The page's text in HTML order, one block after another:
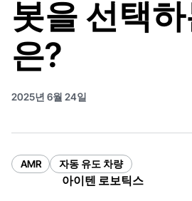
봇을 선택
은?
2025년 6월 24일
AMR 자동 유도 차량
아이텐 로보틱스